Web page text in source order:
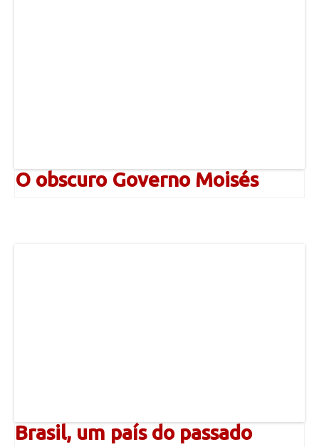
O obscuro Governo Moisés
Brasil, um país do passado